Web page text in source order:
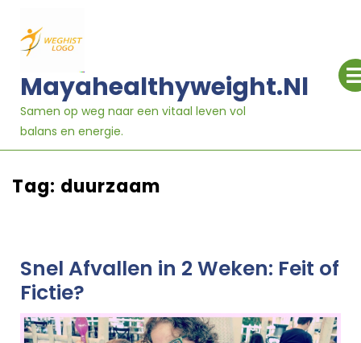
naar
inhoud
Mayahealthyweight.nl
Samen op weg naar een vitaal leven vol
balans en energie.
Tag: duurzaam
Snel Afvallen in 2 Weken: Feit of
Fictie?